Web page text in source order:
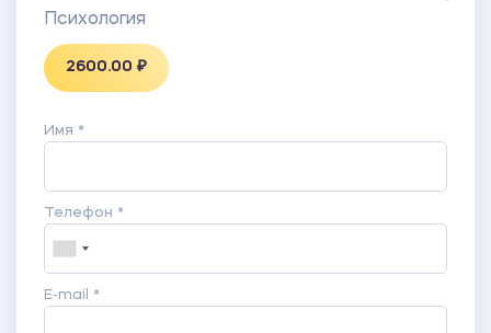
Психология
2600.00 ₽
Имя *
Телефон *
E-mail *